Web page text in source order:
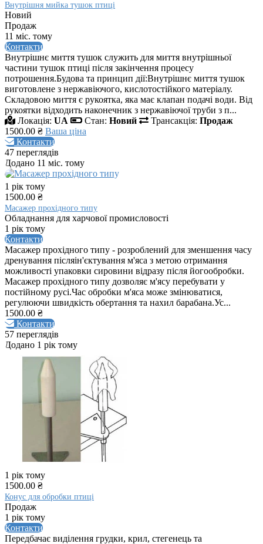
Внутрішня мийка тушок птиці
Новий
Продаж
11 міс. тому
Контакти
Внутрішнє миття тушок служить для миття внутрішньої
частини тушок птиці після закінчення процесу
потрошення.Будова та принцип дії:Внутрішнє миття тушок
виготовлене з нержавіючого, кислотостійкого матеріалу.
Складовою миття є рукоятка, яка має клапан подачі води. Від
рукоятки відходить наконечник з нержавіючої труби з п...
Локація: UA Стан: Новий Трансакція: Продаж
1500.00 ₴ Ваша ціна
Контакти
47 переглядів
Додано 11 міс. тому
1 рік тому
1500.00 ₴
Масажер прохідного типу
Обладнання для харчової промисловості
1 рік тому
Контакти
Масажер прохідного типу - розроблений для зменшення часу
дренування післяін'єктування м'яса з метою отримання
можливості упаковки сировини відразу після йогообробки.
Масажер прохідного типу дозволяє м'ясу перебувати у
постійному русі.Час обробки м'яса може змінюватися,
регулюючи швидкість обертання та нахил барабана.Ус...
1500.00 ₴
Контакти
57 переглядів
Додано 1 рік тому
1 рік тому
1500.00 ₴
Конус для обробки птиці
Продаж
1 рік тому
Контакти
Передбачає виділення грудки, крил, стегенець та